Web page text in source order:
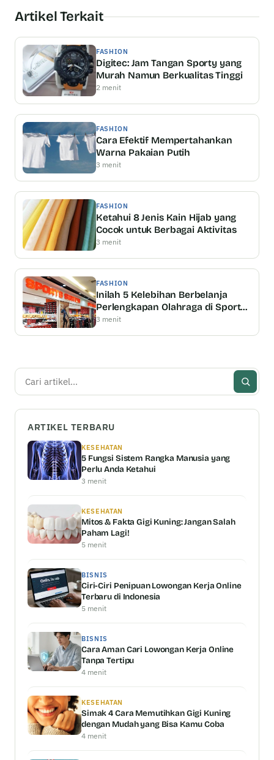
Artikel Terkait
FASHION
Digitec: Jam Tangan Sporty yang
Murah Namun Berkualitas Tinggi
2 menit
FASHION
Cara Efektif Mempertahankan
Warna Pakaian Putih
3 menit
FASHION
Ketahui 8 Jenis Kain Hijab yang
Cocok untuk Berbagai Aktivitas
3 menit
FASHION
Inilah 5 Kelebihan Berbelanja
Perlengkapan Olahraga di Sports
Station
3 menit
Cari
ARTIKEL TERBARU
KESEHATAN
5 Fungsi Sistem Rangka Manusia yang
Perlu Anda Ketahui
3 menit
KESEHATAN
Mitos & Fakta Gigi Kuning: Jangan Salah
Paham Lagi!
5 menit
BISNIS
Ciri-Ciri Penipuan Lowongan Kerja Online
Terbaru di Indonesia
5 menit
BISNIS
Cara Aman Cari Lowongan Kerja Online
Tanpa Tertipu
4 menit
KESEHATAN
Simak 4 Cara Memutihkan Gigi Kuning
dengan Mudah yang Bisa Kamu Coba
4 menit